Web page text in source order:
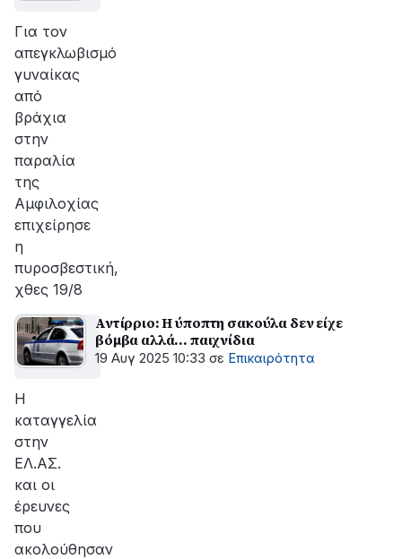
Για τον
απεγκλωβισμό
γυναίκας
από
βράχια
στην
παραλία
της
Αμφιλοχίας
επιχείρησε
η
πυροσβεστική,
χθες 19/8
Αντίρριο: Η ύποπτη σακούλα δεν είχε
βόμβα αλλά... παιχνίδια
19 Αυγ 2025 10:33 σε Επικαιρότητα
Η
καταγγελία
στην
ΕΛ.ΑΣ.
και οι
έρευνες
που
ακολούθησαν